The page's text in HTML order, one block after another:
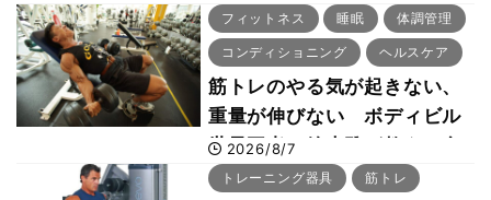
「回復習慣」
フィットネス 睡眠 体調管理
コンディショニング ヘルスケア
筋トレのやる気が起きない、
重量が伸びない ボディビル
世界王者・鈴木雅が教える食
事・睡眠・呼吸の整え方
2026/8/7
トレーニング器具 筋トレ